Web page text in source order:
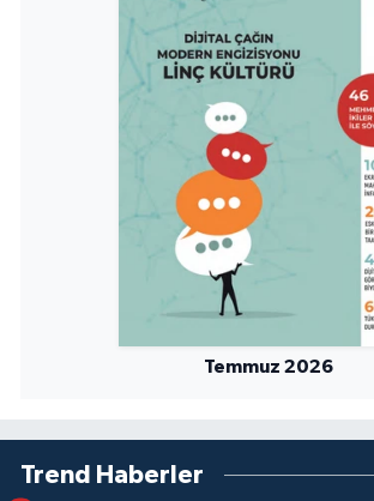
Temmuz 2026
Trend Haberler